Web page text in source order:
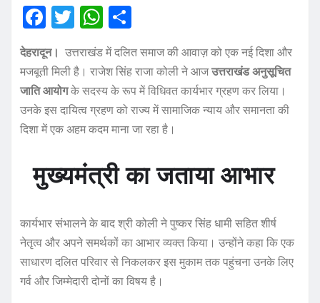
F
c
e
b
o
k
T
it
te
r
W
h
at
s
A
p
p
a
re
देहरादून। उत्तराखंड में दलित समाज की आवाज़ को एक नई दिशा और
मजबूती मिली है। राजेश सिंह राजा कोली ने आजउत्तराखंड अनुसूचित
जाति आयोगके सदस्य के रूप में विधिवत कार्यभार ग्रहण कर लिया।
उनके इस दायित्व ग्रहण को राज्य में सामाजिक न्याय और समानता की
दिशा में एक अहम कदम माना जा रहा है।
मुख्यमंत्री का जताया आभार
कार्यभार संभालने के बाद श्री कोली ने पुष्कर सिंह धामी सहित शीर्ष
नेतृत्व और अपने समर्थकों का आभार व्यक्त किया। उन्होंने कहा कि एक
साधारण दलित परिवार से निकलकर इस मुकाम तक पहुंचना उनके लिए
गर्व और जिम्मेदारी दोनों का विषय है।